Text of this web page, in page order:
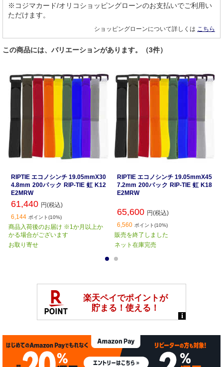
※コジマカード/オリコショッピングローンのお支払いでご利用い
ただけます。
ショッピングローンについて詳しくは こちら
この商品には、バリエーションがあります。（3件）
RIPTIE エコノシンチ 19.05mmX30
4.8mm 200パック RIP-TIE 虹 K12
E2MRW
61,440 円(税込)
6,144 ポイント(10%)
商品入荷後のお届け ※1か月以上か
かる場合がございます
お取り寄せ
RIPTIE エコノシンチ 19.05mmX45
7.2mm 200パック RIP-TIE 虹 K18
E2MRW
65,600 円(税込)
6,560 ポイント(10%)
販売を終了しました
ネット在庫完売